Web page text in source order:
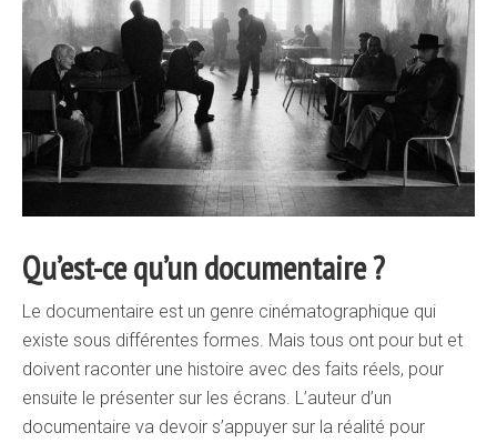
Qu’est-ce qu’un documentaire ?
Le documentaire est un genre cinématographique qui
existe sous différentes formes. Mais tous ont pour but et
doivent raconter une histoire avec des faits réels, pour
ensuite le présenter sur les écrans. L’auteur d’un
documentaire va devoir s’appuyer sur la réalité pour